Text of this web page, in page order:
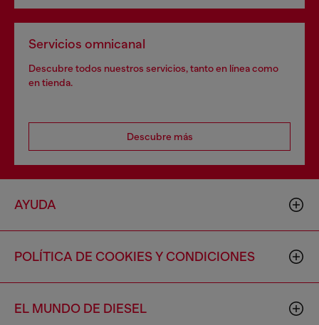
Servicios omnicanal
Descubre todos nuestros servicios, tanto en línea como
en tienda.
Descubre más
AYUDA
POLÍTICA DE COOKIES Y CONDICIONES
EL MUNDO DE DIESEL